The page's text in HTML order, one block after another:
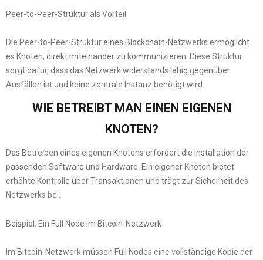
Peer-to-Peer-Struktur als Vorteil
Die Peer-to-Peer-Struktur eines Blockchain-Netzwerks ermöglicht
es Knoten, direkt miteinander zu kommunizieren. Diese Struktur
sorgt dafür, dass das Netzwerk widerstandsfähig gegenüber
Ausfällen ist und keine zentrale Instanz benötigt wird.
WIE BETREIBT MAN EINEN EIGENEN
KNOTEN?
Das Betreiben eines eigenen Knotens erfordert die Installation der
passenden Software und Hardware. Ein eigener Knoten bietet
erhöhte Kontrolle über Transaktionen und trägt zur Sicherheit des
Netzwerks bei.
Beispiel: Ein Full Node im Bitcoin-Netzwerk
Im Bitcoin-Netzwerk müssen Full Nodes eine vollständige Kopie der